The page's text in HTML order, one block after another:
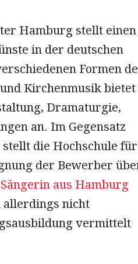
Hamburg stellt einen
in der deutschen
Formen
Kirchenmusik bietet
Dramaturgie,
an. Im Gegensatz
die Hochschule für
der Bewerber
Sängerin aus Hamburg
allerdings nicht
vermittelt